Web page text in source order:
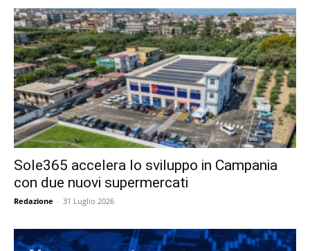
Sole365 accelera lo sviluppo in Campania
con due nuovi supermercati
Redazione - 31 Luglio 2026